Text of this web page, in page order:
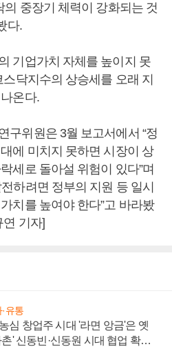
의 중장기 체력이 강화되는 것
다.
기업가치 자체를 높이지 못
닥지수의 상승세를 오래 지
온다.
구위원은 3월 보고서에서 “정
에 미치지 못하면 시장이 상
세로 돌아설 위험이 있다”며
하려면 정부의 지원 등 일시
치를 높여야 한다”고 바라봤
연 기자]
유통
심 창업주 시대 '라면 앙금'은 옛
촌' 신동빈·신동원 시대 협업 확대